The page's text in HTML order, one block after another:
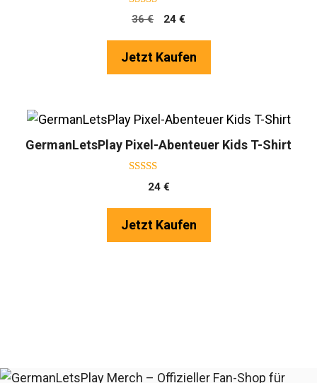
4.75
von 5
36€
Ursprünglicher
war:
24 €
ist:
Jetzt Kaufen
GermanLetsPlay Pixel-Abenteuer Kids T-Shirt
5.00
von 5
24 €
Jetzt Kaufen